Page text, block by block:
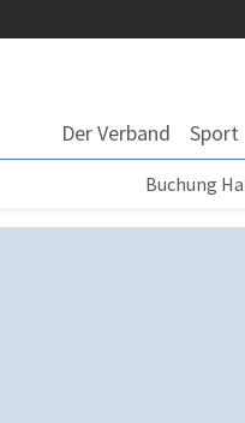
Der Verband Sport
Buchung